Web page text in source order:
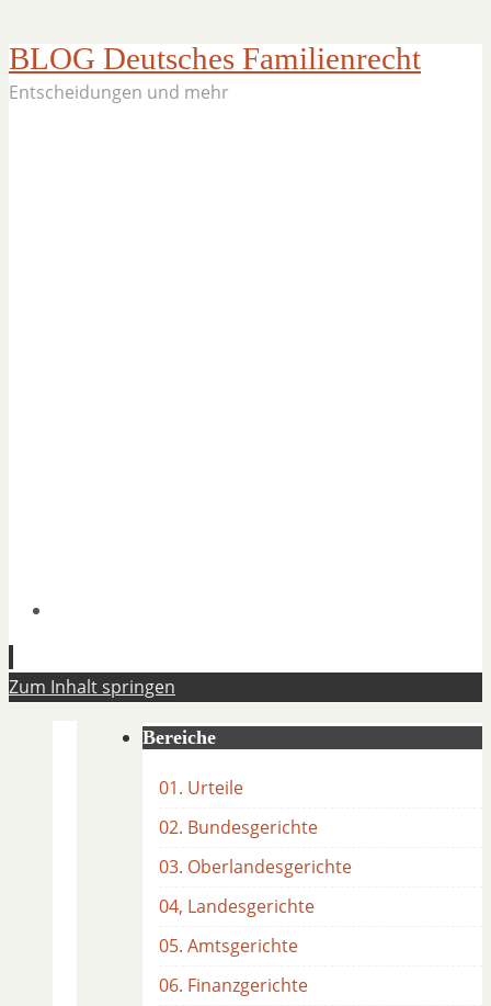
BLOG Deutsches Familienrecht
Entscheidungen und mehr
Zum Inhalt springen
Bereiche
01. Urteile
02. Bundesgerichte
03. Oberlandesgerichte
04, Landesgerichte
05. Amtsgerichte
06. Finanzgerichte